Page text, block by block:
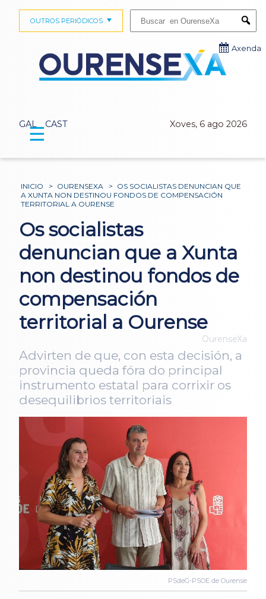
GAL CAST Xoves, 6 ago 2026
OUTROS PERIÓDICOS
Axenda
☰
INICIO > OURENSEXA > OS SOCIALISTAS DENUNCIAN QUE
A XUNTA NON DESTINOU FONDOS DE COMPENSACIÓN
TERRITORIAL A OURENSE
Os socialistas
denuncian que a Xunta
non destinou fondos de
compensación
territorial a Ourense
OurenseXa
Advirten de que, con esta decisión, a
provincia queda fóra do principal
instrumento estatal para corrixir os
desequilibrios territoriais
PSdeG-PSOE de Ourense